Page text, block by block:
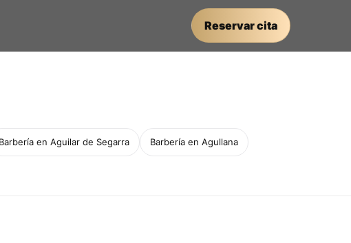
Reservar cita
Barbería en Aguilar de Segarra Barbería en Agullana